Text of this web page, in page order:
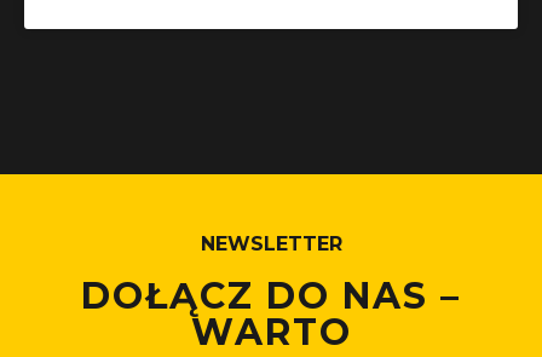
NEWSLETTER
DOŁĄCZ DO NAS –
WARTO